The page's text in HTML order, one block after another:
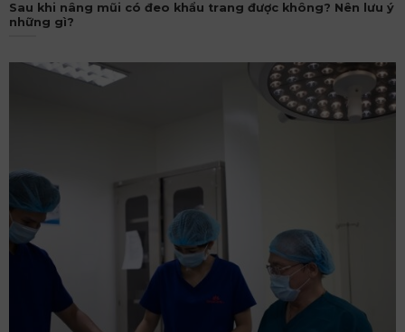
Sau khi nâng mũi có đeo khẩu trang được không? Nên lưu ý
những gì?